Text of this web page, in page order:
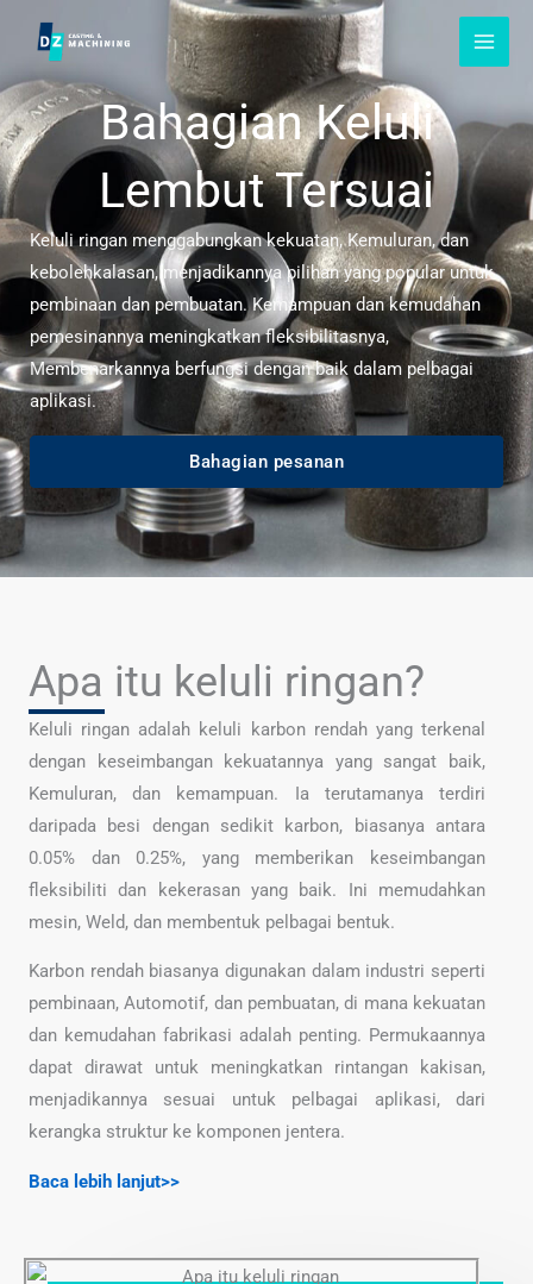
kandungan
Bahagian Keluli
Lembut Tersuai
Keluli ringan menggabungkan kekuatan, Kemuluran, dan
kebolehkalasan, menjadikannya pilihan yang popular untuk
pembinaan dan pembuatan. Kemampuan dan kemudahan
pemesinannya meningkatkan fleksibilitasnya,
Membenarkannya berfungsi dengan baik dalam pelbagai
aplikasi.
Bahagian pesanan
Apa itu keluli ringan?
Keluli ringan adalah keluli karbon rendah yang terkenal
dengan keseimbangan kekuatannya yang sangat baik,
Kemuluran, dan kemampuan. Ia terutamanya terdiri
daripada besi dengan sedikit karbon, biasanya antara
0.05% dan 0.25%, yang memberikan keseimbangan
fleksibiliti dan kekerasan yang baik. Ini memudahkan
mesin, Weld, dan membentuk pelbagai bentuk.
Karbon rendah biasanya digunakan dalam industri seperti
pembinaan, Automotif, dan pembuatan, di mana kekuatan
dan kemudahan fabrikasi adalah penting. Permukaannya
dapat dirawat untuk meningkatkan rintangan kakisan,
menjadikannya sesuai untuk pelbagai aplikasi, dari
kerangka struktur ke komponen jentera.
Baca lebih lanjut>>